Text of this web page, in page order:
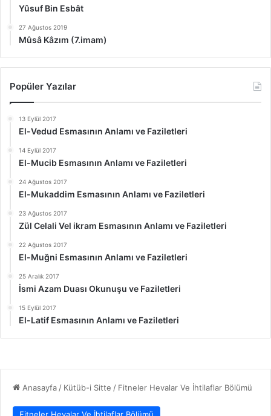
Yûsuf Bin Esbât
27 Ağustos 2019
Mûsâ Kâzım (7.imam)
Popüler Yazılar
13 Eylül 2017
El-Vedud Esmasının Anlamı ve Faziletleri
14 Eylül 2017
El-Mucib Esmasının Anlamı ve Faziletleri
24 Ağustos 2017
El-Mukaddim Esmasının Anlamı ve Faziletleri
23 Ağustos 2017
Zül Celali Vel ikram Esmasının Anlamı ve Faziletleri
22 Ağustos 2017
El-Muğni Esmasının Anlamı ve Faziletleri
25 Aralık 2017
İsmi Azam Duası Okunuşu ve Faziletleri
15 Eylül 2017
El-Latif Esmasının Anlamı ve Faziletleri